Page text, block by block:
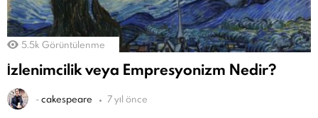
5.5k Görüntülenme
İzlenimcilik veya Empresyonizm Nedir?
-cakespeare 7 yıl önce